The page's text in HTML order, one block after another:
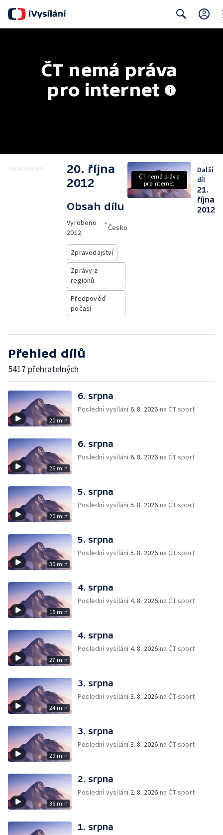
ČT nemá práva
pro internet
20. října
2012
Obsah dílu
Vyrobeno
2012
•
Česko
Zpravodajství
Zprávy z
regionů
Předpověď
počasí
ČT nemá práva
pro internet
Další
díl
21.
října
2012
Přehled dílů
5417 přehratelných
20 min
6. srpna
Poslední vysílání6. 8. 2026 na ČT sport
26 min
6. srpna
Poslední vysílání6. 8. 2026 na ČT sport
20 min
5. srpna
Poslední vysílání5. 8. 2026 na ČT sport
30 min
5. srpna
Poslední vysílání5. 8. 2026 na ČT sport
15 min
4. srpna
Poslední vysílání4. 8. 2026 na ČT sport
27 min
4. srpna
Poslední vysílání4. 8. 2026 na ČT sport
24 min
3. srpna
Poslední vysílání3. 8. 2026 na ČT sport
29 min
3. srpna
Poslední vysílání3. 8. 2026 na ČT sport
36 min
2. srpna
Poslední vysílání 2. 8. 2026 na ČT sport
1. srpna